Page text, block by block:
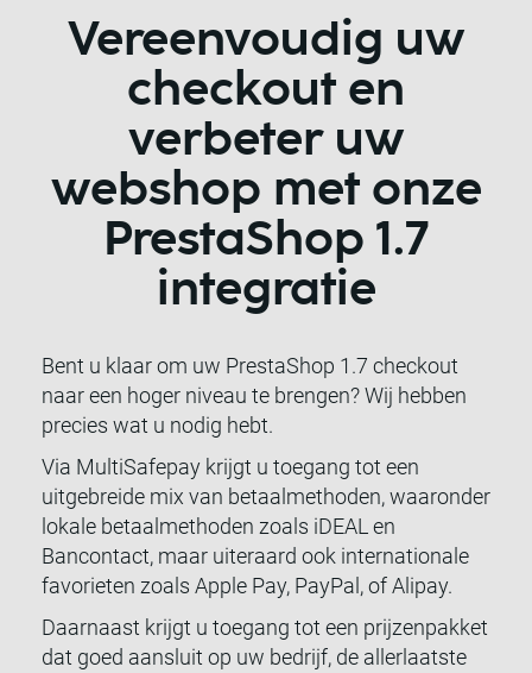
Vereenvoudig uw
checkout en
verbeter uw
webshop met onze
PrestaShop 1.7
integratie
Bent u klaar om uw PrestaShop 1.7 checkout
naar een hoger niveau te brengen? Wij hebben
precies wat u nodig hebt.
Via MultiSafepay krijgt u toegang tot een
uitgebreide mix van betaalmethoden, waaronder
lokale betaalmethoden zoals iDEAL en
Bancontact, maar uiteraard ook internationale
favorieten zoals Apple Pay, PayPal, of Alipay.
Daarnaast krijgt u toegang tot een prijzenpakket
dat goed aansluit op uw bedrijf, de allerlaatste